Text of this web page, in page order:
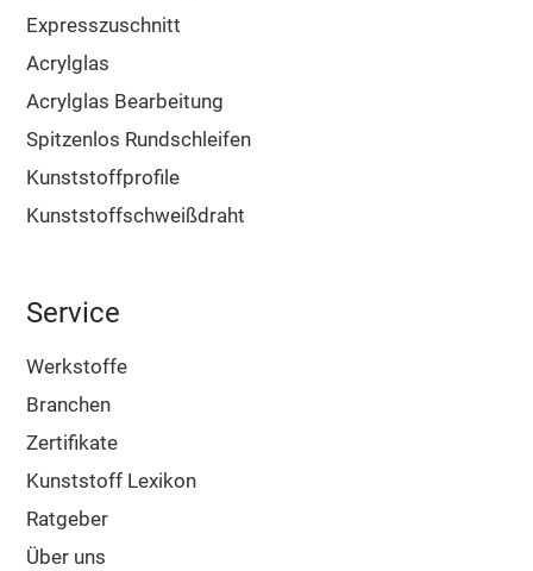
Expresszuschnitt
Acrylglas
Acrylglas Bearbeitung
Spitzenlos Rundschleifen
Kunststoffprofile
Kunststoffschweißdraht
Service
Werkstoffe
Branchen
Zertifikate
Kunststoff Lexikon
Ratgeber
Über uns